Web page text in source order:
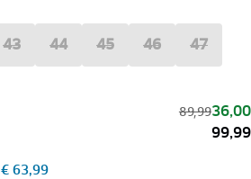
43 44 45 46 47
89,9936,00
99,99
€ 63,99